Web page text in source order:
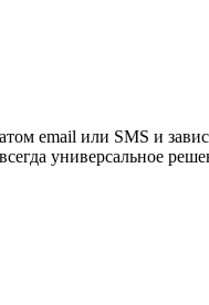
email или SMS и
универсальное